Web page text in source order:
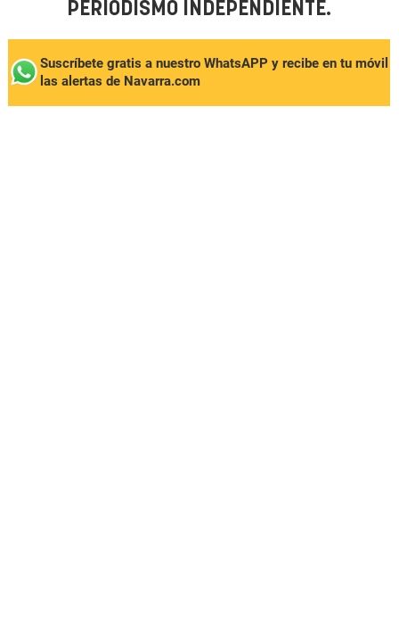
PERIODISMO INDEPENDIENTE.
Suscríbete gratis a nuestro WhatsAPP y recibe en tu móvil
las alertas de Navarra.com